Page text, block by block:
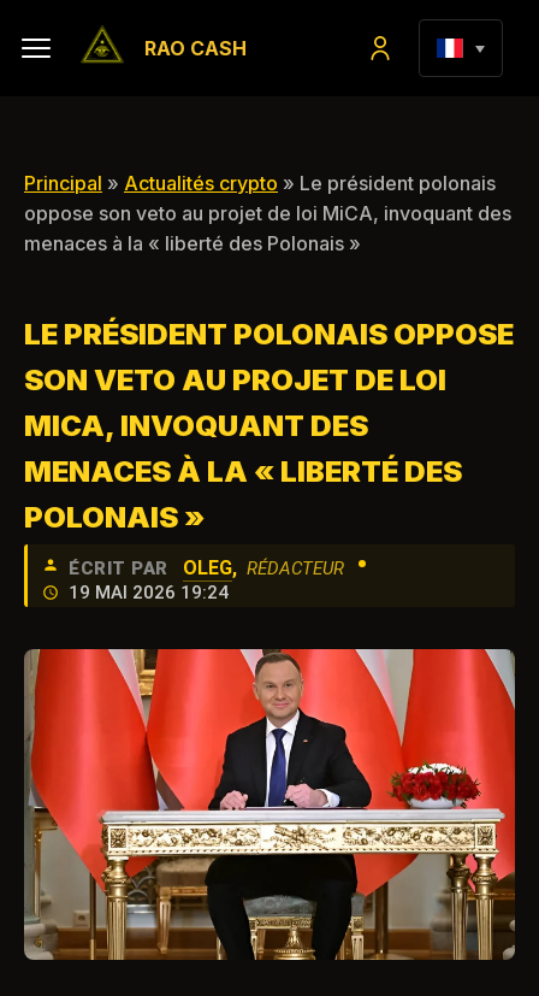
RAO CASH
Principal » Actualités crypto » Le président polonais
oppose son veto au projet de loi MiCA, invoquant des
menaces à la « liberté des Polonais »
LE PRÉSIDENT POLONAIS OPPOSE
SON VETO AU PROJET DE LOI
MICA, INVOQUANT DES
MENACES À LA « LIBERTÉ DES
POLONAIS »
ÉCRIT PAR OLEG, RÉDACTEUR •
19 MAI 2026 19:24